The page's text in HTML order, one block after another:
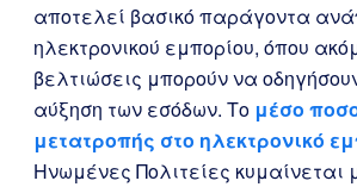
αποτελεί βασικό παράγοντα
ηλεκτρονικού εμπορίου, όπου
βελτιώσεις μπορούν να
αύξηση των εσόδων. Το μέσο
μετατροπής στο ηλεκτρονικό
Ηνωμένες Πολιτείες κυμαίνεται